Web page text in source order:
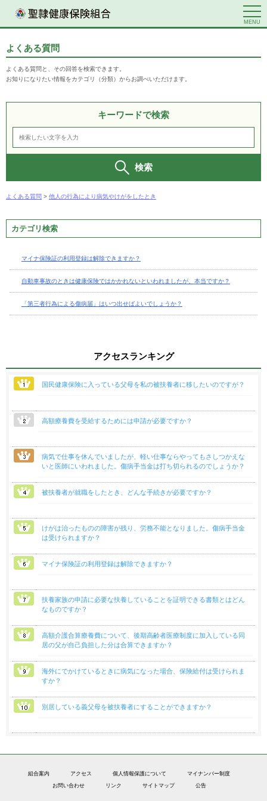
MENU
よくある質問
よくある質問と、その回答を検索できます。
お知りになりたい情報をカテゴリ（分類）からお調べいただけます。
キーワードで検索
検索
よくある質問 > 他人の行為により病気やけがをしたとき
カテゴリ検索
マイナ保険証の利用登録は解除できますか？
自動車事故のときは健康保険ではかかれないといわれましたが、本当ですか？
「第三者行為による傷病届」はいつ出せばよいでしょうか？
アクセスランキング
国民健康保険に入っている父母を私の被扶養者に移したいのですが？
高額療養費を受給するためには申請が必要ですか？
病気で仕事を休んでいましたが、軽い仕事ならやってもさしつかえな
いと医師にいわれました。傷病手当金は打ち切られるのでしょうか？
被扶養者が就職をしたとき、どんな手続きが必要ですか？
けがは治ったものの障害が残り、労務不能となりました。傷病手当金
は受けられますか？
マイナ保険証の利用登録は解除できますか？
扶養家族の申請に必要な扶養していることを証明できる書類とはどん
なものですか？
高額介護合算療養費について、後期高齢者医療制度に加入している同
居の父が自己負担した分は合算できますか？
海外にでかけているときに病気になった場合、保険給付は受けられま
すか？
別居している義父母を被扶養者にすることができますか？
組合案内 アクセス 個人情報保護について
マイナンバー制度
お問い合わせ
リンク サイトマップ 公告